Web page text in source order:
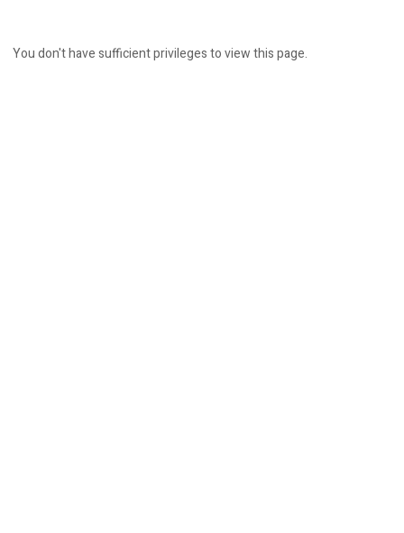
You don't have sufficient privileges to view this page.